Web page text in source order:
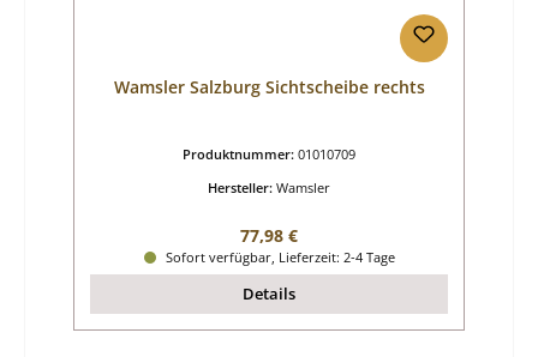
Wamsler Salzburg Sichtscheibe rechts
Produktnummer: 01010709
Hersteller: Wamsler
Regulärer Preis:
77,98 €
Sofort verfügbar, Lieferzeit: 2-4 Tage
Details